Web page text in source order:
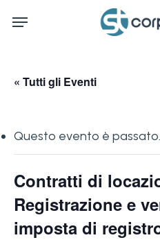
Menu
« Tutti gli Eventi
Questo evento è passato.
Contratti di
Registrazione e
imposta di